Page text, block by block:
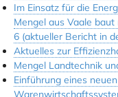
Im Einsatz für die
Mengel aus Vaale
6 (aktueller Bericht in
Aktuelles zur
Mengel Landtechnik
Einführung eines